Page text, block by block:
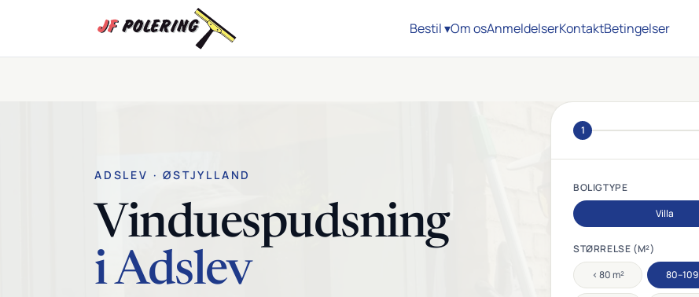
Bestil ▾Om osAnmeldelserKontaktBetingelser
ADSLEV · ØSTJYLLAND
Vinduespudsning
i Adslev
1
BOLIGTYPE
Villa
STØRRELSE (M²)
< 80 m²
80–109